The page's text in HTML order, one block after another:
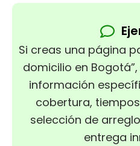
Si creas una página
domicilio en
información
cobertura,
selección de
entrega